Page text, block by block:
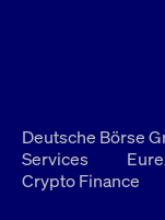
Deutsche Börse
Services
Crypto Finance